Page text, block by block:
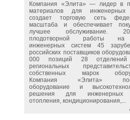
Компания «Элита» — лидер в
материалов для инженерных
создает торговую сеть
масштаба и обеспечивает
лучшее обслуживание.
плодотворной работы
инженерных систем 45
российских поставщиков
000 позиций 28
региональных
собственных марок
Компания «Элита»
оборудование и
решения для инженерных
отопления, кондиционирования,...